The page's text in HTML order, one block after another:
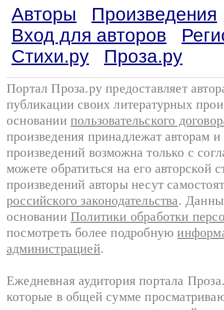
Авторы
Произведения
Вход для авторов
Стихи.ру
Проза.ру
Портал Проза.ру предоставляет
публикации своих литературных
основании пользовательского
произведения принадлежат авторам
произведений возможна только с
можете обратиться на его авторской
произведений авторы несут
российского законодательства.
основании Политики обработки
посмотреть более подробную
администрацией.
Ежедневная аудитория портала
которые в общей сумме